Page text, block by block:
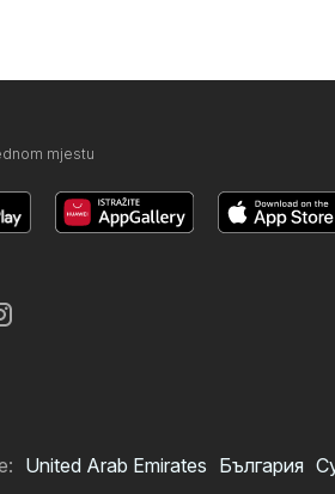
mjestu
United Arab Emirates България